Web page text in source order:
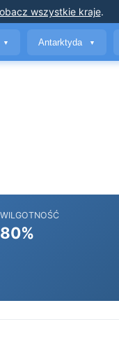
wszystkie kraje.
▼ Antarktyda ▼
WILGOTNOŚĆ
80%